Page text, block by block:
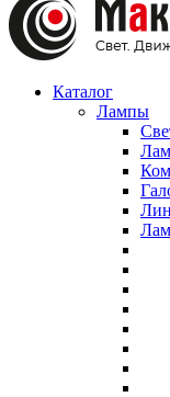
Каталог
Лампы